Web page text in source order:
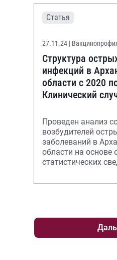
Статья
27.11.24 |
Структура
инфекций в
области с 2020
Клинический
инфекции
Проведен анализ
возбудителей
заболеваний в
области на
статистических